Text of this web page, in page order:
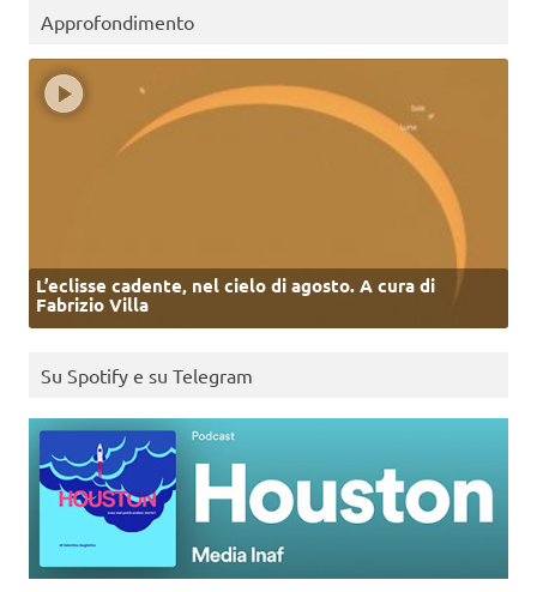
Approfondimento
L’eclisse cadente, nel cielo di agosto. A cura di
Fabrizio Villa
Su Spotify e su Telegram